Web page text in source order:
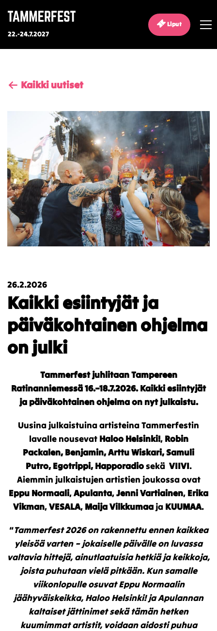
22.-24.7.2027
Liput
Kaikki uutiset
26.2.2026
Kaikki esiintyjät ja
päiväkohtainen ohjelma
on julki
Tammerfest juhlitaan Tampereen
Ratinanniemessä 16.–18.7.2026. Kaikki esiintyjät
ja päiväkohtainen ohjelma on nyt julkaistu.
Uusina julkaistuina artisteina Tammerfestin
lavalle nousevatHaloo Helsinki!, Robin
Packalen, Benjamin,Arttu Wiskari, Samuli
Putro, Egotrippi, Happoradiosekä VIIVI.
Aiemmin julkaistujen artistien joukossa ovat
Eppu Normaali,Apulanta,Jenni Vartiainen, Erika
Vikman,VESALA, Maija Vilkkumaa ja KUUMAA.
“Tammerfest 2026 on rakennettu ennen kaikkea
yleisöä varten – jokaiselle päivälle on luvassa
valtavia hittejä, ainutlaatuisia hetkiä ja keikkoja,
joista puhutaan vielä pitkään. Kun samalle
viikonlopulle osuvat Eppu Normaalin
jäähyväiskeikka, Haloo Helsinki! ja Apulannan
kaltaiset jättinimet sekä tämän hetken
kuumimmat artistit, voidaan aidosti puhua